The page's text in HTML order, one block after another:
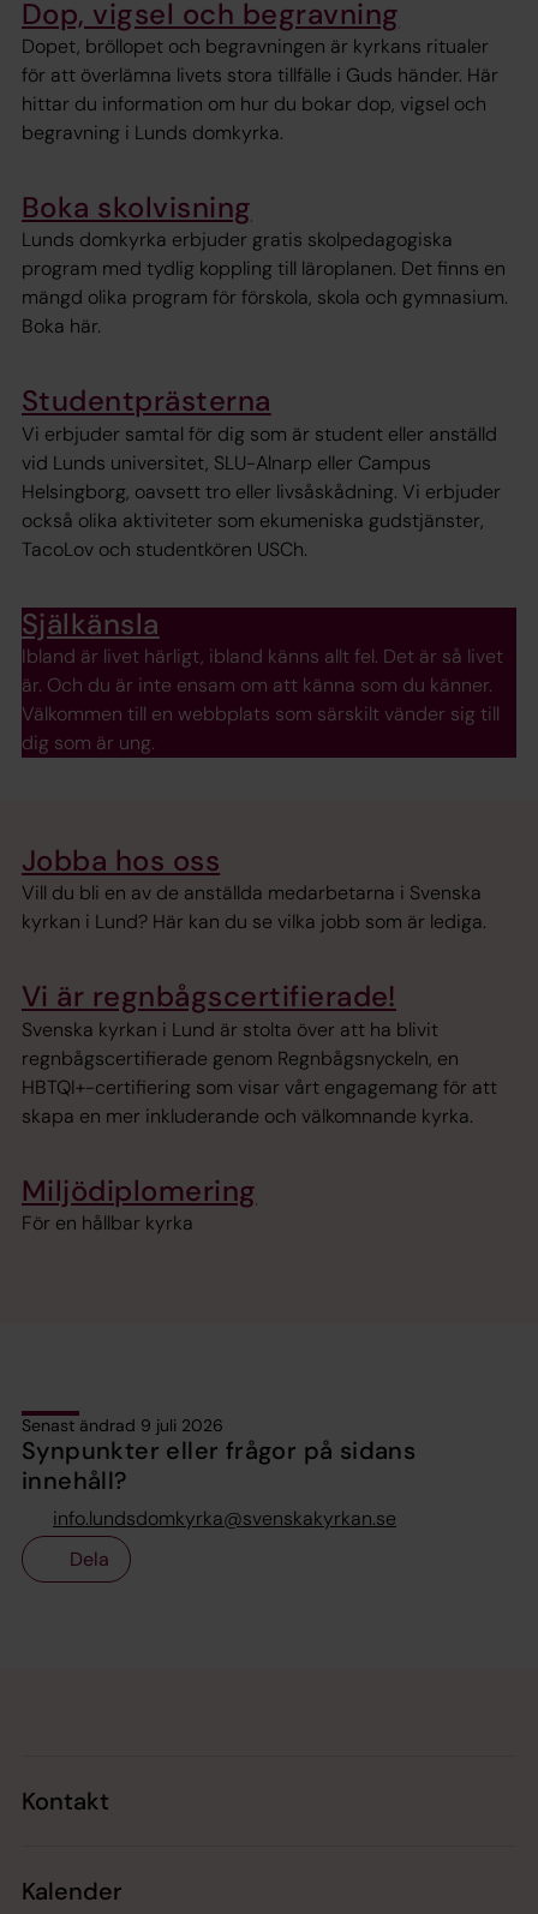
Dop, vigsel och begravning
Dopet, bröllopet och begravningen är kyrkans ritualer
för att överlämna livets stora tillfälle i Guds händer. Här
hittar du information om hur du bokar dop, vigsel och
begravning i Lunds domkyrka.
Boka skolvisning
Lunds domkyrka erbjuder gratis skolpedagogiska
program med tydlig koppling till läroplanen. Det finns en
mängd olika program för förskola, skola och gymnasium.
Boka här.
Studentprästerna
Vi erbjuder samtal för dig som är student eller anställd
vid Lunds universitet, SLU-Alnarp eller Campus
Helsingborg, oavsett tro eller livsåskådning. Vi erbjuder
också olika aktiviteter som ekumeniska gudstjänster,
TacoLov och studentkören USCh.
Själkänsla
Ibland är livet härligt, ibland känns allt fel. Det är så livet
är. Och du är inte ensam om att känna som du känner.
Välkommen till en webbplats som särskilt vänder sig till
dig som är ung.
Jobba hos oss
Vill du bli en av de anställda medarbetarna i Svenska
kyrkan i Lund? Här kan du se vilka jobb som är lediga.
Vi är regnbågscertifierade!
Svenska kyrkan i Lund är stolta över att ha blivit
regnbågscertifierade genom Regnbågsnyckeln, en
HBTQI+-certifiering som visar vårt engagemang för att
skapa en mer inkluderande och välkomnande kyrka.
Miljödiplomering
För en hållbar kyrka
Senast ändrad 9 juli 2026
Synpunkter eller frågor på sidans
innehåll?
info.lundsdomkyrka@svenskakyrkan.se
Dela
Kontakt
Kalender